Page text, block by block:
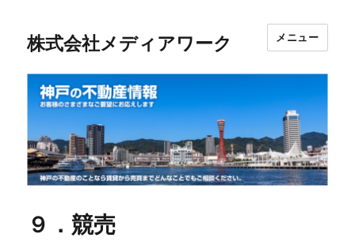
株式会社メディアワーク メニュー
９．競売